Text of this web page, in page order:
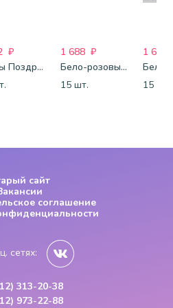
₽
Шары Поздравления
1 688 ₽
Бело-розовые шары-пастель
15 шт.
1 688
15 шт.
сайт
соглашение
сетях:
313-20-38
973-22-88